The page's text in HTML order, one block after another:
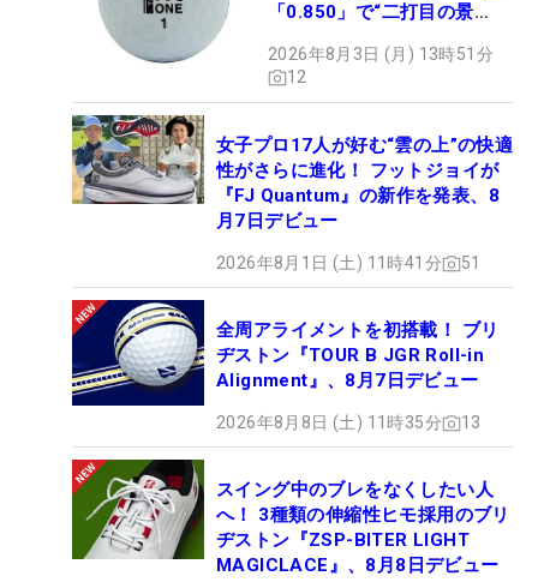
「0.850」で“二打目の景
2026年8月3日 (月) 13時51分
12
女子プロ17人が好む“雲の上”の快適
性がさらに進化！ フットジョイが
『FJ Quantum』の新作を発表、8
月7日デビュー
2026年8月1日 (土) 11時41分 51
全周アライメントを初搭載！ ブリ
ヂストン『TOUR B JGR Roll-in
Alignment』、8月7日デビュー
2026年8月8日 (土) 11時35分 13
スイング中のブレをなくしたい人
へ！ 3種類の伸縮性ヒモ採用のブリ
ヂストン『ZSP-BITER LIGHT
MAGICLACE』、8月8日デビュー